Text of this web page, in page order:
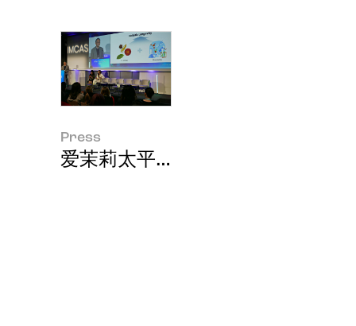
Press
爱茉莉太平洋"Holistic Longevity